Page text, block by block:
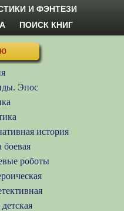
И ФЭНТЕЗИ
ПОИСК КНИГ
Эпос
история
боевая
роботы